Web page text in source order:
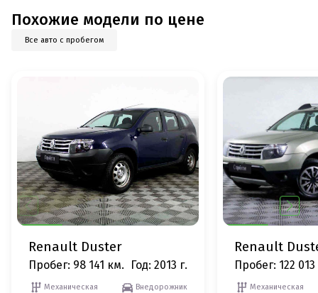
Похожие модели по цене
Все авто с пробегом
Renault Duster
Пробег: 98 141 км. Год: 2013 г.
Механическая
Внедорожник
Renault
Пробег: 122
Механическая